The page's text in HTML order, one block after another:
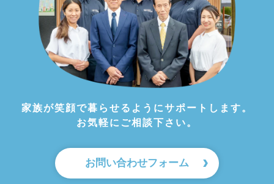
家族が笑顔で暮らせるようにサポートします。
お気軽にご相談下さい。
お問い合わせフォーム